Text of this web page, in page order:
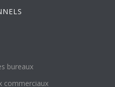
bureaux
commerciaux